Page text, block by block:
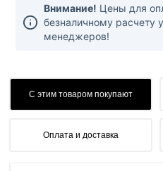
Внимание! Цены для
безналичному расчету
менеджеров!
С этим товаром покупают
Оплата и доставка